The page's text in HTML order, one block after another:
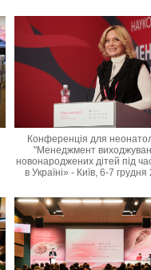
Конференція для
"Менеджмент
новонароджених дітей під
в Україні» - Київ, 6-7